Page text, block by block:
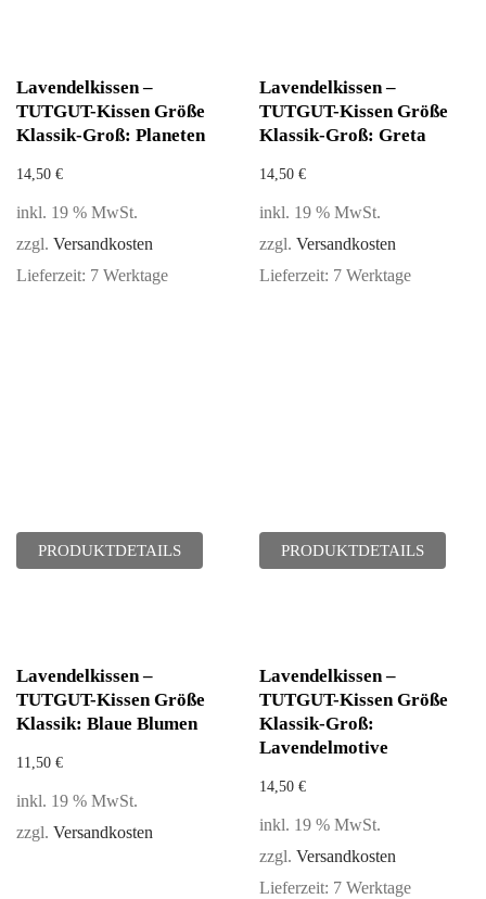
Lavendelkissen –
TUTGUT-Kissen Größe
Klassik-Groß: Planeten
14,50 €
inkl. 19 % MwSt.
zzgl. Versandkosten
Lieferzeit: 7 Werktage
PRODUKTDETAILS
Lavendelkissen –
TUTGUT-Kissen Größe
Klassik-Groß: Greta
14,50 €
inkl. 19 % MwSt.
zzgl. Versandkosten
Lieferzeit: 7 Werktage
PRODUKTDETAILS
Lavendelkissen –
TUTGUT-Kissen Größe
Klassik: Blaue Blumen
11,50 €
inkl. 19 % MwSt.
zzgl. Versandkosten
Lavendelkissen –
TUTGUT-Kissen Größe
Klassik-Groß:
Lavendelmotive
14,50 €
inkl. 19 % MwSt.
zzgl. Versandkosten
Lieferzeit: 7 Werktage